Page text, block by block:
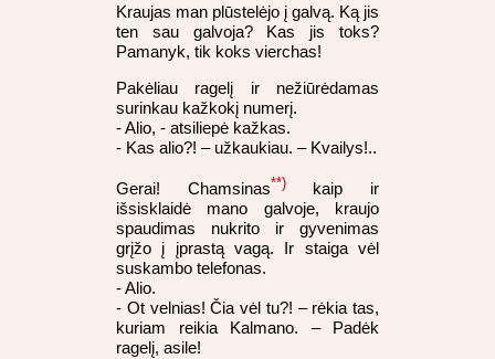
Kraujas man plūstelėjo į galvą. Ką jis
ten sau galvoja? Kas jis toks?
Pamanyk, tik koks vierchas!
Pakėliau ragelį ir nežiūrėdamas
surinkau kažkokį numerį.
- Alio, - atsiliepė kažkas.
- Kas alio?! – užkaukiau. – Kvailys!..
Gerai! Chamsinas**)kaip ir
išsisklaidė mano galvoje, kraujo
spaudimas nukrito ir gyvenimas
grįžo į įprastą vagą. Ir staiga vėl
suskambo telefonas.
- Alio.
- Ot velnias! Čia vėl tu?! – rėkia tas,
kuriam reikia Kalmano. – Padėk
ragelį, asile!